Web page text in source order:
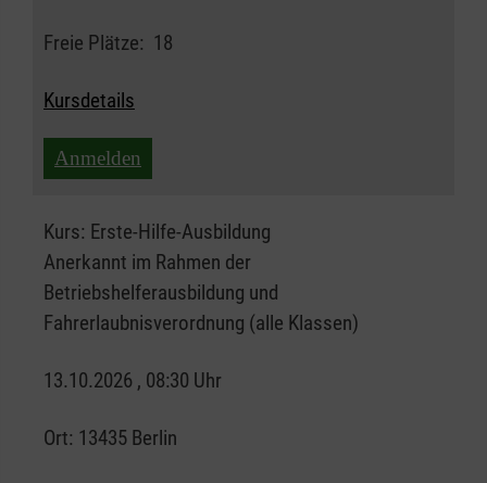
Freie Plätze: 18
Kursdetails
Anmelden
Kurs: Erste-Hilfe-Ausbildung
Anerkannt im Rahmen der
Betriebshelferausbildung und
Fahrerlaubnisverordnung (alle Klassen)
13.10.2026 , 08:30 Uhr
Ort: 13435 Berlin